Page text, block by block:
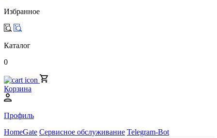
Избранное
Каталог
0
Корзина
Профиль
HomeGate Сервисное обслуживание Telegram-Bot